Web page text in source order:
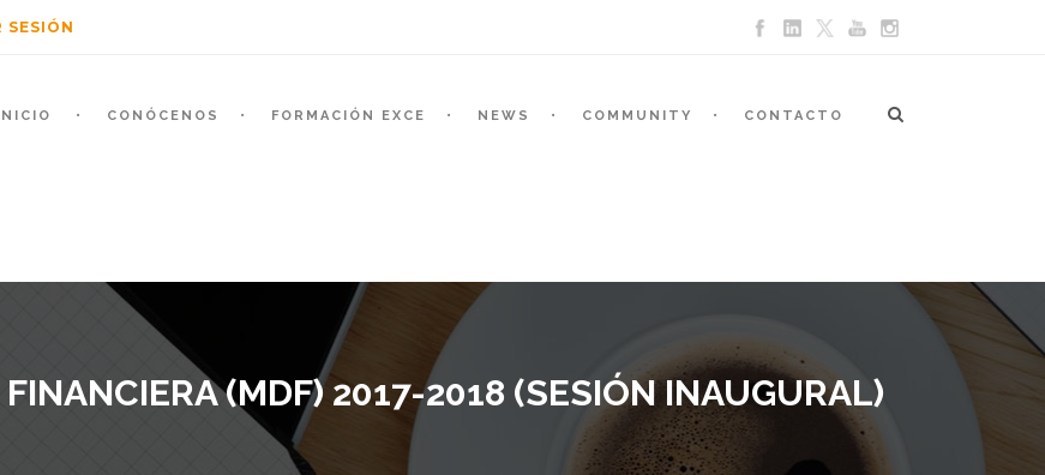
SESIÓN
CONÓCENOS FORMACIÓN EXCE NEWS COMMUNITY CONTACTO
(MDF) 2017-2018 (SESIÓN INAUGURAL)